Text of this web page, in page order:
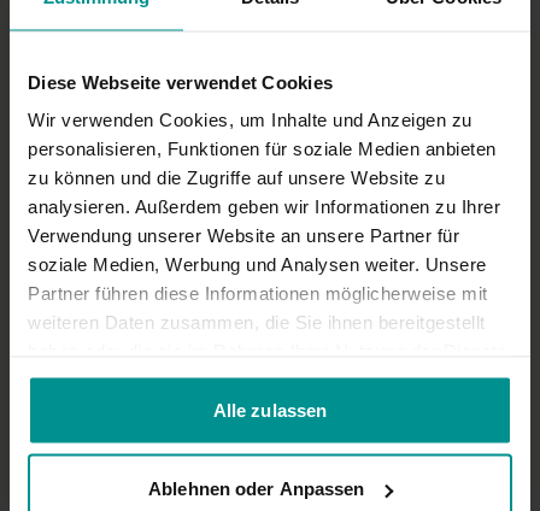
Diese Webseite verwendet Cookies
Wir verwenden Cookies, um Inhalte und Anzeigen zu
personalisieren, Funktionen für soziale Medien anbieten
zu können und die Zugriffe auf unsere Website zu
analysieren. Außerdem geben wir Informationen zu Ihrer
Verwendung unserer Website an unsere Partner für
soziale Medien, Werbung und Analysen weiter. Unsere
Partner führen diese Informationen möglicherweise mit
weiteren Daten zusammen, die Sie ihnen bereitgestellt
gesammelt haben.
Alle zulassen
Ablehnen oder Anpassen
aber zu fordernd und teilweise nicht zu schaffen. Hab dann
etwas vorgespult um die Entspannung zu genießen. Danke.
Stefanie Juni 23, 2025
Wunderbar!!! Danke!❤️
0
Mehr laden